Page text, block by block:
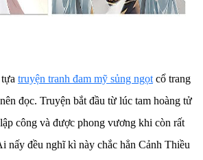
truyện tranh đam mỹ sủng ngọtcổ trang
đọc. Truyện bắt đầu từ lúc tam hoàng tử
công và được phong vương khi còn rất
nấy đều nghĩ kì này chắc hẳn Cảnh Thiều